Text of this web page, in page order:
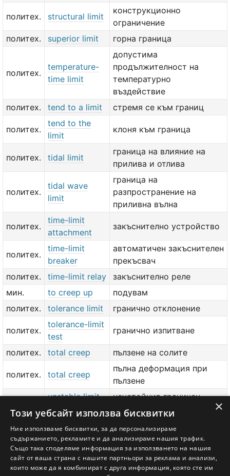
политех. structural limit
конструкционно
ограничение
политех.
superior limit горна граница
политех.
temperature-
time limit
допустима
продължителност на
температурно
въздействие
политех.
tend to a limit стремя се към границ
политех.
tend to the
limit
клоня към граница
политех. tidal limit
граница на влияние на
прилива и отлива
политех.
tidal wave
limit
граница на
разпространение на
приливна вълна
политех.
time-limit
attachment
закъснително устройство
политех.
time-limit
breaker
автоматичен закъснителен
прекъсвач
политех.
time-limit relay
закъснително реле
мин.
to creep up
подувам
политех.
tolerance limit гранично отклонение
политех.
tolerance-limit
test
гранично изпитване
политех. total creep пълзене на солите
политех. total creep
пълна деформация при
пълзене
unstable limit
cycle
неустойчив граничен
цикъл
политех.
upper limit
yield limit
граница на провлачане
добави значение или преводтук
×
Този уебсайт използва бисквитки
Ние използваме бисквитки, за да персонализираме
съдържанието, рекламите и да анализираме нашия трафик.
Също така споделяме информация за използването на нашия
сайт от ваша страна с нашите партньори за реклама и анализи,
които може да я комбинират с друга информация, която сте им